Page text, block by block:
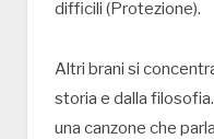
difficili (Protezione).
Altri brani si
storia e dalla
una canzone che